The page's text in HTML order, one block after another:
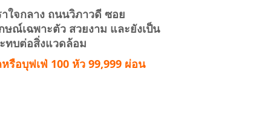
ใจกลาง ถนนวิภาวดี ซอย
ณ์เฉพาะตัว สวยงาม และยังเป็น
ทบต่อสิ่งแวดล้อม
รือบุฟเฟ่ 100 หัว 99,999 ผ่อน